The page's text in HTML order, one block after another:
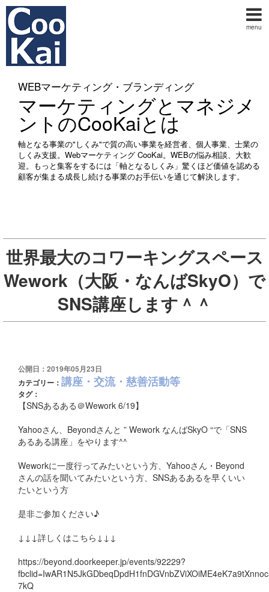
menu
WEBマーケティング・ブランディング
マーケティングとマネジメ
ントのCooKaiとは
軸となる事業の"しくみ"で質の高い事業を経営者、個人事業、士業の
しくみ支援。Webマーケティング CooKai。WEBの悩み相談、大歓
迎。もっと集客をするには「軸となるしくみ」驚くほど価値を認める
顧客が集まる成長し続ける事業のお手伝いを通じて解決します。
世界最大のコワーキングスペース
Wework（大阪・なんばSkyO）で
SNS講座します＾＾
公開日：2019年05月23日
カテゴリー： 講座・交流・慈善活動等
タグ：
【SNSあるある＠Wework 6/19】
Yahooさん、Beyondさんと ” Wework なんばSkyO “で「SNS
あるある講座」をやります^^
Weworkに一度行ってみたいという方、Yahooさん・Beyond
さんの話を聞いてみたいという方、SNSあるあるを早くいい
たいという方
是非ご参加ください♪
↓↓↓詳しくはこちら↓↓↓
https://beyond.doorkeeper.jp/events/92229?
7kQ